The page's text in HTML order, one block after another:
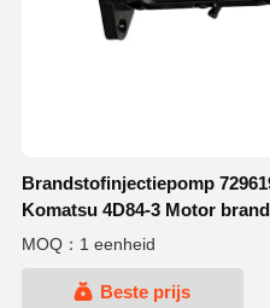
Brandstofinjectiepomp
Komatsu 4D84-3 Motor
MOQ：1 eenheid
Beste prijs